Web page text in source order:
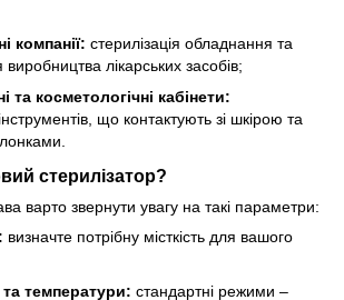
компанії: стерилізація обладнання та
виробництва лікарських засобів;
та косметологічні кабінети:
що контактують зі шкірою та
стерилізатор?
варто звернути увагу на такі параметри:
визначте потрібну місткість для вашого
температури: стандартні режими –